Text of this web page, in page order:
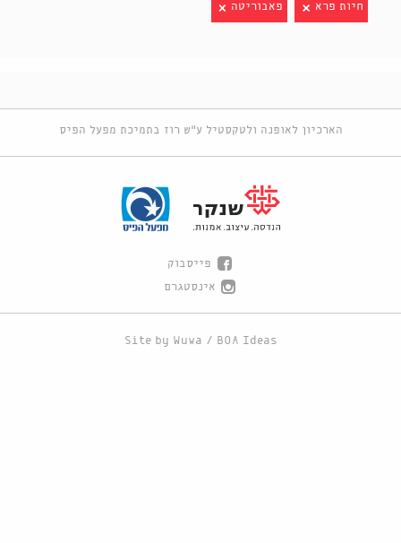
חיות פרא פאבוריטה
הארכיון לאופנה ולטקסטיל ע"ש רוז בתמיכת מפעל הפיס
פייסבוק
אינסטגרם
Site by Wuwa / BOA Ideas